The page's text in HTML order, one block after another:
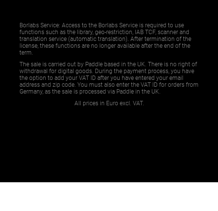
Borlabs Service: Access to the Borlabs Service is required to use
functions such as the library, geo-restriction, IAB TCF, scanner and
translation service (automatic translation). After termination of the
license, these functions are no longer available after the end of the
term.
The sale is carried out by Paddle based in the UK. There is no right of
withdrawal for digital goods. During the payment process, you have
the option to add your VAT ID after you have entered your email
address and zip code. You must also enter the VAT ID for orders from
Germany, as the sale is processed via Paddle in the UK.
All prices in Euro excl. VAT.